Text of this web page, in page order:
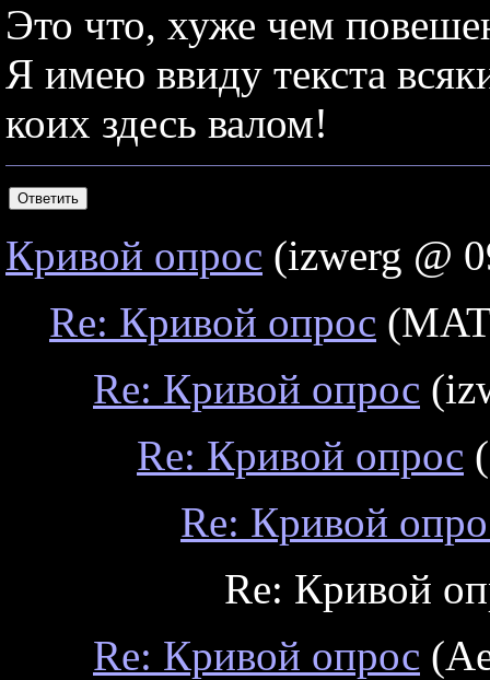
Это что, хуже чем
Я имею ввиду текста
коих здесь валом!
Кривой опрос (izwerg @
Re: Кривой опрос
Re: Кривой опрос
Re: Кривой опрос
Re: Кривой
Re: Кривой
Re: Кривой опрос